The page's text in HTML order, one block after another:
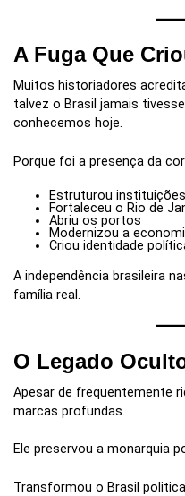
A Fuga Que
Muitos historiadores
talvez o Brasil jamais
conhecemos hoje.
Porque foi a presença da
Estruturou instituições
Fortaleceu o Rio de
Abriu os portos
Modernizou a
Criou identidade
A independência brasileira
família real.
O Legado
Apesar de frequentemente
marcas profundas.
Ele preservou a monarquia
Transformou o Brasil